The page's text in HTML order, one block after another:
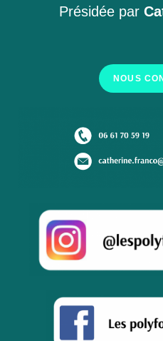
Présidée par
NOUS